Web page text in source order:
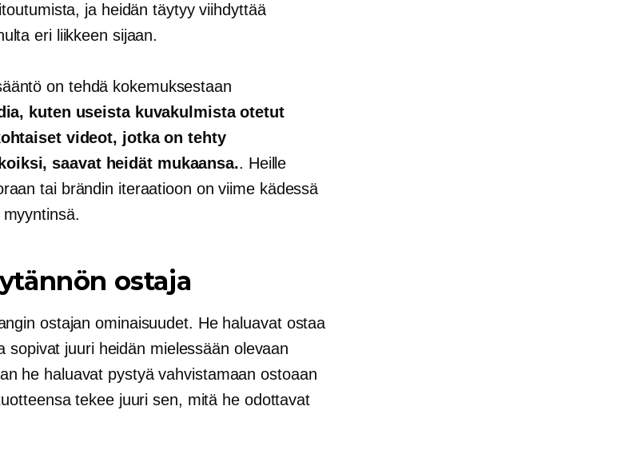
ja heidän täytyy viihdyttää
eri liikkeen sijaan.
on tehdä kokemuksestaan
kuten useista kuvakulmista otetut
videot, jotka on tehty
saavat heidät mukaansa.. Heille
tai brändin iteraatioon on viime kädessä
ostaja
ostajan ominaisuudet. He haluavat ostaa
sopivat juuri heidän mielessään olevaan
he haluavat pystyä vahvistamaan ostoaan
tekee juuri sen, mitä he odottavat